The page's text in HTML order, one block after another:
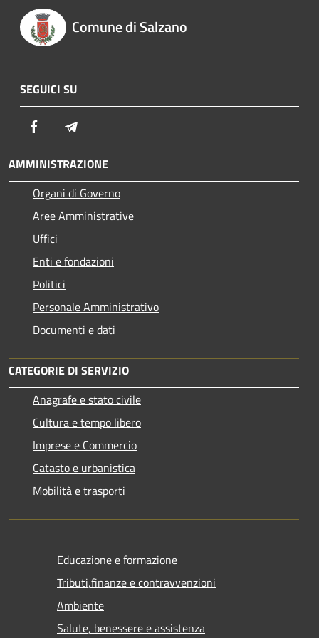
Comune di Salzano
SEGUICI SU
Facebook
AMMINISTRAZIONE
Organi di Governo
Aree Amministrative
Uffici
Enti e fondazioni
Politici
Personale Amministrativo
Documenti e dati
CATEGORIE DI SERVIZIO
Anagrafe e stato civile
Cultura e tempo libero
Imprese e Commercio
Catasto e urbanistica
Mobilità e trasporti
Educazione e formazione
Tributi,finanze e contravvenzioni
Ambiente
Salute, benessere e assistenza